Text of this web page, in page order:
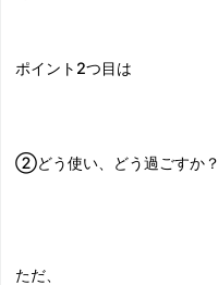
ポイント2つ目は
②どう使い、どう過ごすか？
ただ、